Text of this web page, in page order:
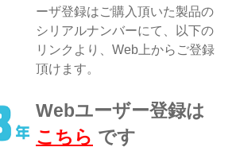
ーザ登録はご購入頂いた製品の
シリアルナンバーにて、以下の
リンクより、Web上からご登録
頂けます。
Webユーザー登録は
こちら です